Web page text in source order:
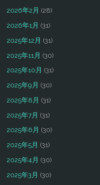
2026年2月 (28)
2026年1月 (31)
2025年12月 (31)
2025年11月 (30)
2025年10月 (31)
2025年9月 (30)
2025年8月 (31)
2025年7月 (31)
2025年6月 (30)
2025年5月 (31)
2025年4月 (30)
2025年3月 (30)